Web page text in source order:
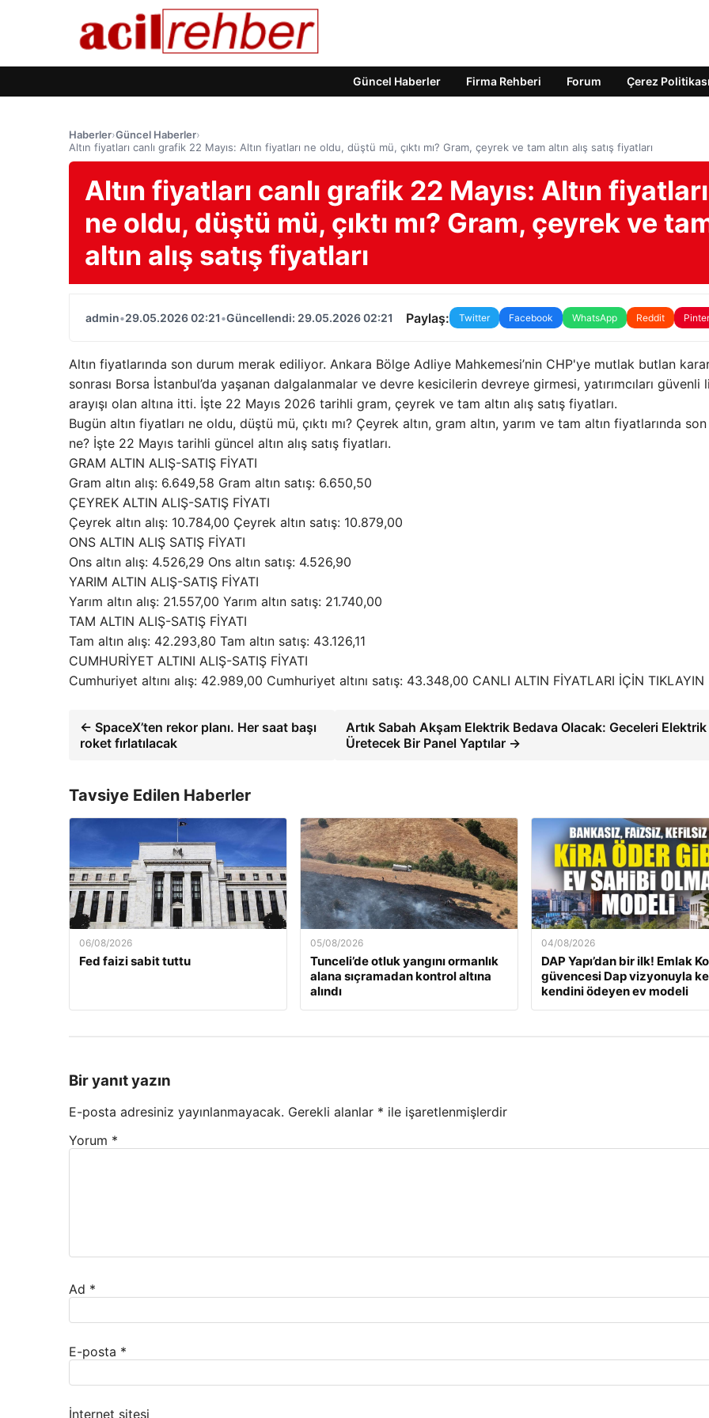
Güncel Haberler Firma Rehberi Forum Çerez Politikası
Haberler›Güncel Haberler›
Altın fiyatları canlı grafik 22 Mayıs: Altın fiyatları ne oldu, düştü mü, çıktı mı? Gram, çeyrek ve tam altın alış satış fiyatları
Altın fiyatları canlı grafik 22 Mayıs: Altın fiyatları
ne oldu, düştü mü, çıktı mı? Gram, çeyrek ve
altın alış satış fiyatları
admin•29.05.2026 02:21•Güncellendi: 29.05.2026 02:21 Paylaş: Twitter Facebook WhatsApp Reddit
Altın fiyatlarında son durum merak ediliyor. Ankara Bölge Adliye Mahkemesi’nin CHP'ye mutlak butlan
sonrası Borsa İstanbul’da yaşanan dalgalanmalar ve devre kesicilerin devreye girmesi, yatırımcıları güvenli
arayışı olan altına itti. İşte 22 Mayıs 2026 tarihli gram, çeyrek ve tam altın alış satış fiyatları.
Bugün altın fiyatları ne oldu, düştü mü, çıktı mı? Çeyrek altın, gram altın, yarım ve tam altın fiyatlarında
ne? İşte 22 Mayıs tarihli güncel altın alış satış fiyatları.
GRAM ALTIN ALIŞ-SATIŞ FİYATI
Gram altın alış: 6.649,58 Gram altın satış: 6.650,50
ÇEYREK ALTIN ALIŞ-SATIŞ FİYATI
Çeyrek altın alış: 10.784,00 Çeyrek altın satış: 10.879,00
ONS ALTIN ALIŞ SATIŞ FİYATI
Ons altın alış: 4.526,29 Ons altın satış: 4.526,90
YARIM ALTIN ALIŞ-SATIŞ FİYATI
Yarım altın alış: 21.557,00 Yarım altın satış: 21.740,00
TAM ALTIN ALIŞ-SATIŞ FİYATI
Tam altın alış: 42.293,80 Tam altın satış: 43.126,11
CUMHURİYET ALTINI ALIŞ-SATIŞ FİYATI
Cumhuriyet altını alış: 42.989,00 Cumhuriyet altını satış: 43.348,00 CANLI ALTIN FİYATLARI İÇİN TIKLAYIN
← SpaceX’ten rekor planı. Her saat başı
roket fırlatılacak
Artık Sabah Akşam Elektrik Bedava Olacak: Geceleri Elektrik
Üretecek Bir Panel Yaptılar →
Tavsiye Edilen Haberler
06/08/2026
Fed faizi sabit tuttu
05/08/2026
Tunceli’de otluk yangını ormanlık
alana sıçramadan kontrol altına
alındı
04/08/2026
DAP Yapı’dan bir ilk! Emlak
güvencesi Dap vizyonuyla
kendini ödeyen ev modeli
Bir yanıt yazın
E-posta adresiniz yayınlanmayacak. Gerekli alanlar * ile işaretlenmişlerdir
Yorum *
Ad *
E-posta *
İnternet sitesi